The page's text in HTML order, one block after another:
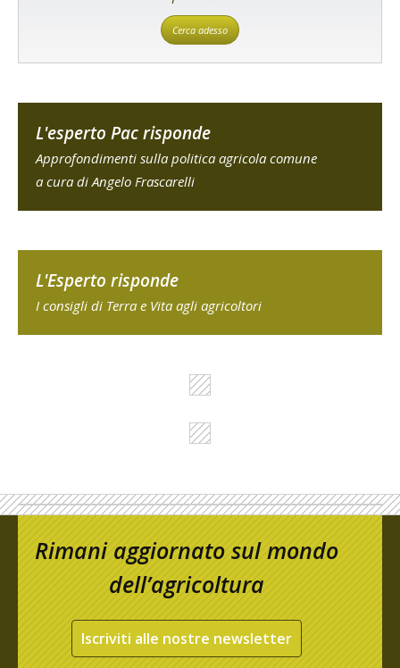
Cerca adesso
L'esperto Pac risponde
Approfondimenti sulla politica agricola comune
a cura di Angelo Frascarelli
L'Esperto risponde
I consigli di Terra e Vita agli agricoltori
Rimani aggiornato sul mondo
dell’agricoltura
Iscriviti alle nostre newsletter